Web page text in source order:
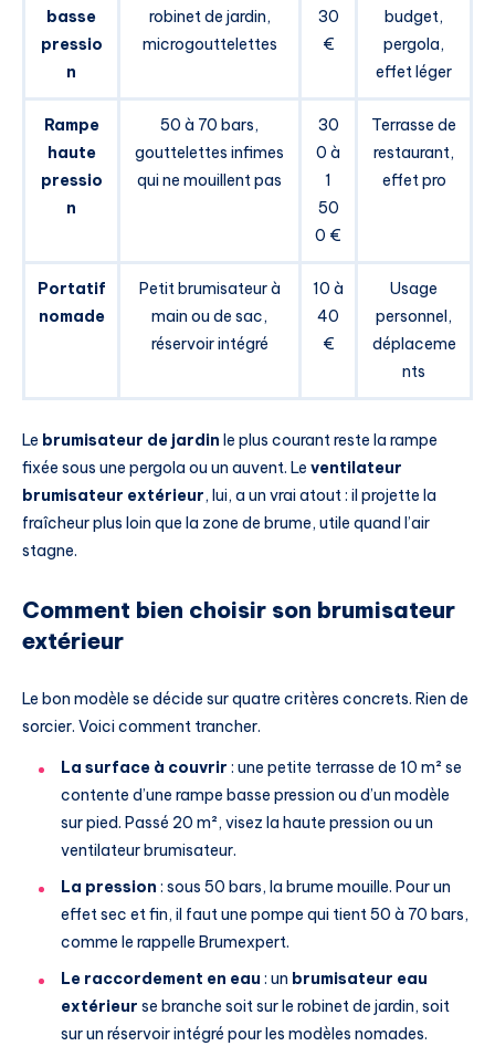
basse
pressio
n
robinet de jardin,
microgouttelettes
30
€
budget,
pergola,
effet léger
Rampe
haute
pressio
n
50 à 70 bars,
gouttelettes infimes
qui ne mouillent pas
30
0 à
1
50
0 €
Terrasse de
restaurant,
effet pro
Portatif
nomade
Petit brumisateur à
main ou de sac,
réservoir intégré
10 à
40
€
Usage
personnel,
déplaceme
nts
Le brumisateur de jardin le plus courant reste la rampe
fixée sous une pergola ou un auvent. Le ventilateur
brumisateur extérieur, lui, a un vrai atout : il projette la
fraîcheur plus loin que la zone de brume, utile quand l’air
stagne.
Comment bien choisir son brumisateur
extérieur
Le bon modèle se décide sur quatre critères concrets. Rien de
sorcier. Voici comment trancher.
La surface à couvrir : une petite terrasse de 10 m² se
contente d’une rampe basse pression ou d’un modèle
sur pied. Passé 20 m², visez la haute pression ou un
ventilateur brumisateur.
La pression : sous 50 bars, la brume mouille. Pour un
effet sec et fin, il faut une pompe qui tient 50 à 70 bars,
comme le rappelle Brumexpert.
Le raccordement en eau : un brumisateur eau
extérieur se branche soit sur le robinet de jardin, soit
sur un réservoir intégré pour les modèles nomades.